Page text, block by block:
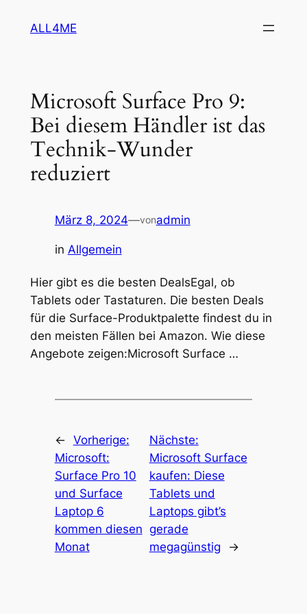
InhaltALL4ME
Microsoft Surface Pro 9:
Bei diesem Händler ist das
Technik-Wunder
reduziert
März 8, 2024—vonadmin
in Allgemein
Hier gibt es die besten DealsEgal, ob
Tablets oder Tastaturen. Die besten Deals
für die Surface-Produktpalette findest du in
den meisten Fällen bei Amazon. Wie diese
Angebote zeigen:Microsoft Surface …
← Vorherige:
Microsoft:
Surface Pro 10
und Surface
Laptop 6
kommen diesen
Monat
Nächste:
Microsoft Surface
kaufen: Diese
Tablets und
Laptops gibt’s
gerade
megagünstig
→